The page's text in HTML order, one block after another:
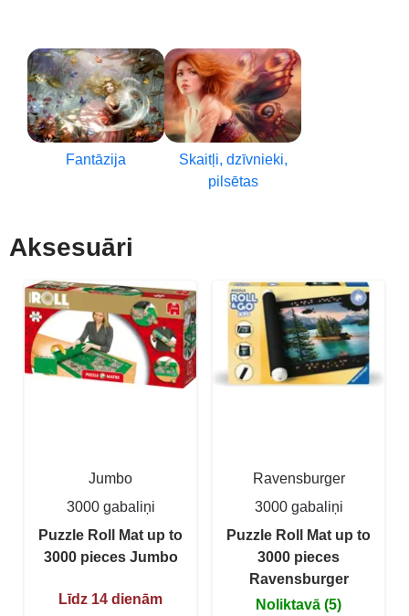
Fantāzija
Skaitļi, dzīvnieki,
pilsētas
Aksesuāri
Jumbo
3000 gabaliņi
Puzzle Roll Mat up to
3000 pieces Jumbo
Līdz 14 dienām
Ravensburger
3000 gabaliņi
Puzzle Roll Mat up to
3000 pieces
Ravensburger
Noliktavā (5)